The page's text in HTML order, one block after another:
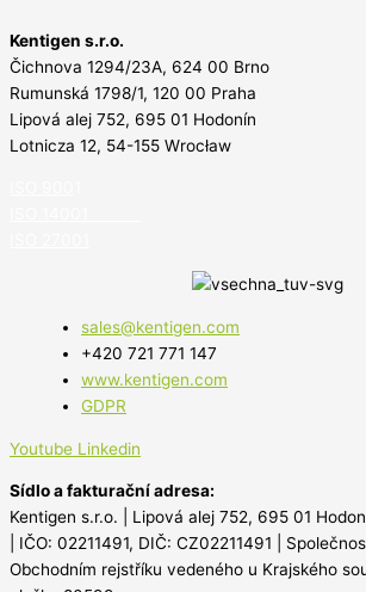
Kentigen s.r.o.
Čichnova 1294/23A, 624 00 Brno
Rumunská 1798/1, 120 00 Praha
Lipová alej 752, 695 01 Hodonín
Lotnicza 12, 54-155 Wrocław
sales@kentigen.com
+420 721 771 147
www.kentigen.com
GDPR
Youtube Linkedin
Sídlo a fakturační adresa:
Kentigen s.r.o. | Lipová alej 752, 695 01
IČO: 02211491, DIČ: CZ02211491 | S
Obchodním rejstříku vedeného u Krajského